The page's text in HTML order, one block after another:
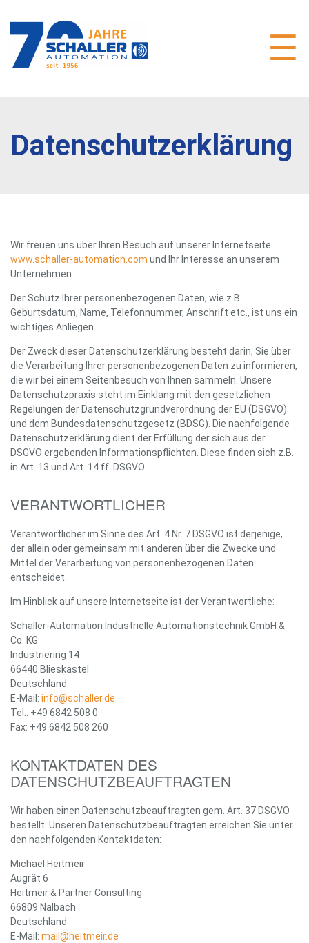
Datenschutzerklärung
Wir freuen uns über Ihren Besuch auf unserer Internetseite
www.schaller-automation.com und Ihr Interesse an unserem
Unternehmen.
Der Schutz Ihrer personenbezogenen Daten, wie z.B.
Geburtsdatum, Name, Telefonnummer, Anschrift etc., ist uns ein
wichtiges Anliegen.
Der Zweck dieser Datenschutzerklärung besteht darin, Sie über
die Verarbeitung Ihrer personenbezogenen Daten zu informieren,
die wir bei einem Seitenbesuch von Ihnen sammeln. Unsere
Datenschutzpraxis steht im Einklang mit den gesetzlichen
Regelungen der Datenschutzgrundverordnung der EU (DSGVO)
und dem Bundesdatenschutzgesetz (BDSG). Die nachfolgende
Datenschutzerklärung dient der Erfüllung der sich aus der
DSGVO ergebenden Informationspflichten. Diese finden sich z.B.
in Art. 13 und Art. 14 ff. DSGVO.
VERANTWORTLICHER
Verantwortlicher im Sinne des Art. 4 Nr. 7 DSGVO ist derjenige,
der allein oder gemeinsam mit anderen über die Zwecke und
Mittel der Verarbeitung von personenbezogenen Daten
entscheidet.
Im Hinblick auf unsere Internetseite ist der Verantwortliche:
Schaller-Automation Industrielle Automationstechnik GmbH &
Co. KG
Industriering 14
66440 Blieskastel
Deutschland
E-Mail: info@schaller.de
Tel.: +49 6842 508 0
Fax: +49 6842 508 260
KONTAKTDATEN DES
DATENSCHUTZBEAUFTRAGTEN
Wir haben einen Datenschutzbeauftragten gem. Art. 37 DSGVO
bestellt. Unseren Datenschutzbeauftragten erreichen Sie unter
den nachfolgenden Kontaktdaten:
Michael Heitmeir
Augrät 6
Heitmeir & Partner Consulting
66809 Nalbach
Deutschland
E-Mail: mail@heitmeir.de